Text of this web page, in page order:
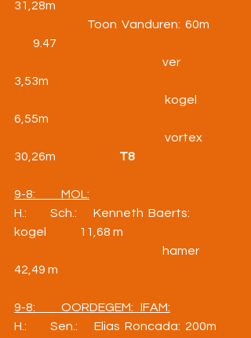
31,28m
Toon  Vanduren:  60m
9.47
ver
3,53m
kogel
6,55m
vortex
30,26m T8
9-8:           MOL:
H.:          Sch.:       Kenneth  Baerts:
kogel              11,68 m
hamer
42,49 m
9-8:           OORDEGEM:   IFAM:
H.:          Sen.:       Elias  Roncada:  200m